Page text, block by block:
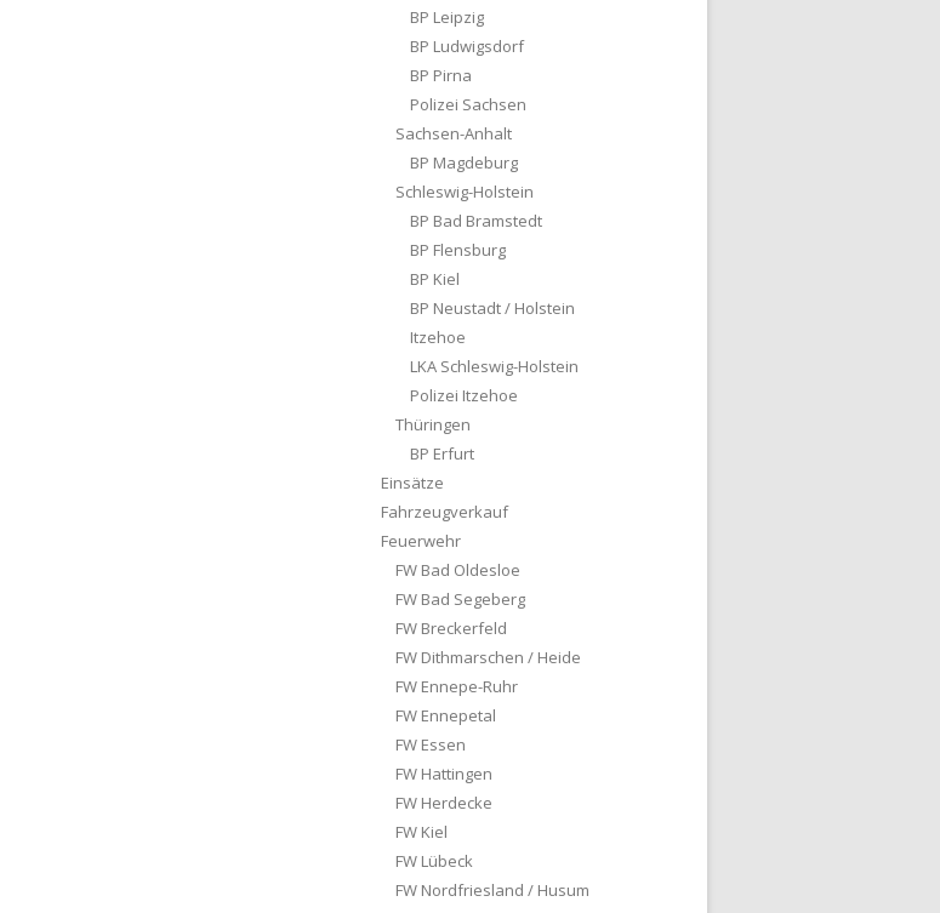
BP Leipzig
BP Ludwigsdorf
BP Pirna
Polizei Sachsen
Sachsen-Anhalt
BP Magdeburg
Schleswig-Holstein
BP Bad Bramstedt
BP Flensburg
BP Kiel
BP Neustadt / Holstein
Itzehoe
LKA Schleswig-Holstein
Polizei Itzehoe
Thüringen
BP Erfurt
Einsätze
Fahrzeugverkauf
Feuerwehr
FW Bad Oldesloe
FW Bad Segeberg
FW Breckerfeld
FW Dithmarschen / Heide
FW Ennepe-Ruhr
FW Ennepetal
FW Essen
FW Hattingen
FW Herdecke
FW Kiel
FW Lübeck
FW Nordfriesland / Husum